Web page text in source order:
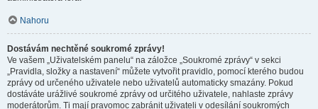
Nahoru
Dostávám nechtěné soukromé zprávy!
Ve vašem „Uživatelském panelu“ na záložce „Soukromé zprávy“ v sekci
„Pravidla, složky a nastavení“ můžete vytvořit pravidlo, pomocí kterého budou
zprávy od určeného uživatele nebo uživatelů automaticky smazány. Pokud
dostáváte urážlivé soukromé zprávy od určitého uživatele, nahlaste zprávy
moderátorům. Ti mají pravomoc zabránit uživateli v odesílání soukromých